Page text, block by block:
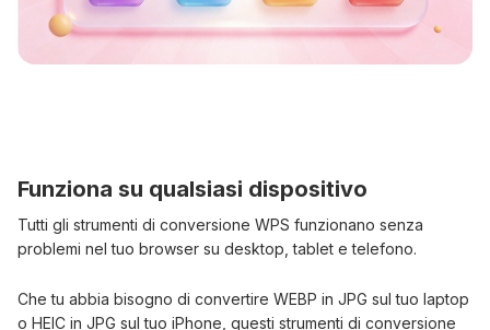
Funziona su qualsiasi dispositivo
Tutti gli strumenti di conversione WPS funzionano senza
problemi nel tuo browser su desktop, tablet e telefono.
Che tu abbia bisogno di convertire WEBP in JPG sul tuo laptop
o HEIC in JPG sul tuo iPhone, questi strumenti di conversione